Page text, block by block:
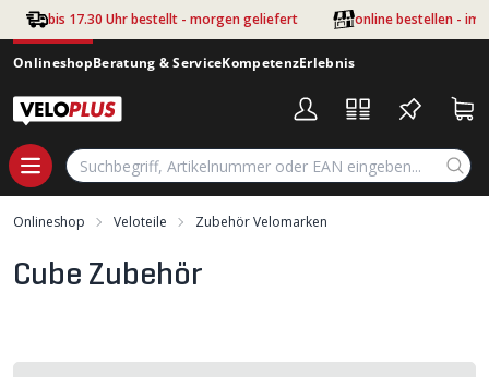
Zum Hauptinhalt springen
bis 17.30 Uhr bestellt - morgen geliefert online bestellen - im
OnlineshopBeratung & ServiceKompetenzErlebnis
Onlineshop Veloteile Zubehör Velomarken
Cube Zubehör